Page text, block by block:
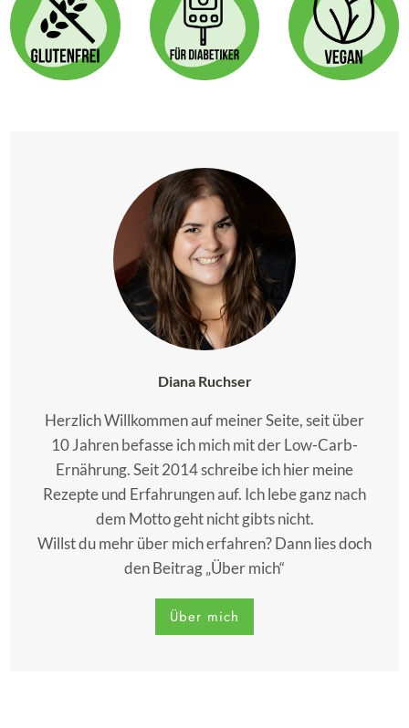
Diana Ruchser
Herzlich Willkommen auf meiner Seite, seit über
10 Jahren befasse ich mich mit der Low-Carb-
Ernährung. Seit 2014 schreibe ich hier meine
Rezepte und Erfahrungen auf. Ich lebe ganz nach
dem Motto geht nicht gibts nicht.
Willst du mehr über mich erfahren? Dann lies doch
den Beitrag „Über mich“
Über mich